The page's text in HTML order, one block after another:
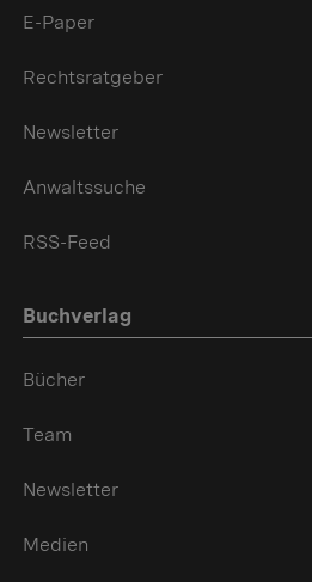
E-Paper
Rechtsratgeber
Newsletter
Anwaltssuche
RSS-Feed
Buchverlag
Bücher
Team
Newsletter
Medien